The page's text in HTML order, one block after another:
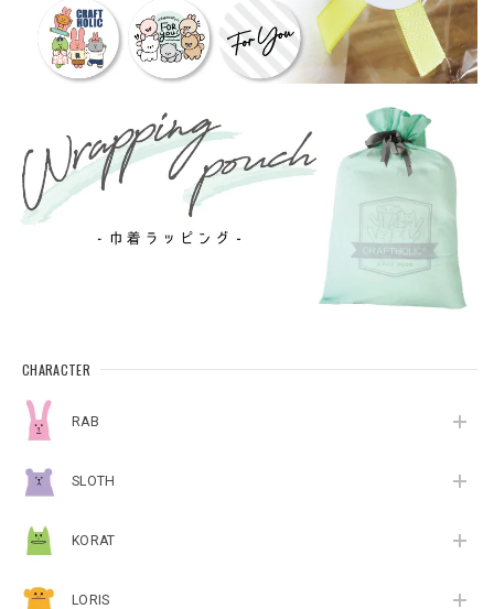
CHARACTER
RAB
SLOTH
KORAT
LORIS